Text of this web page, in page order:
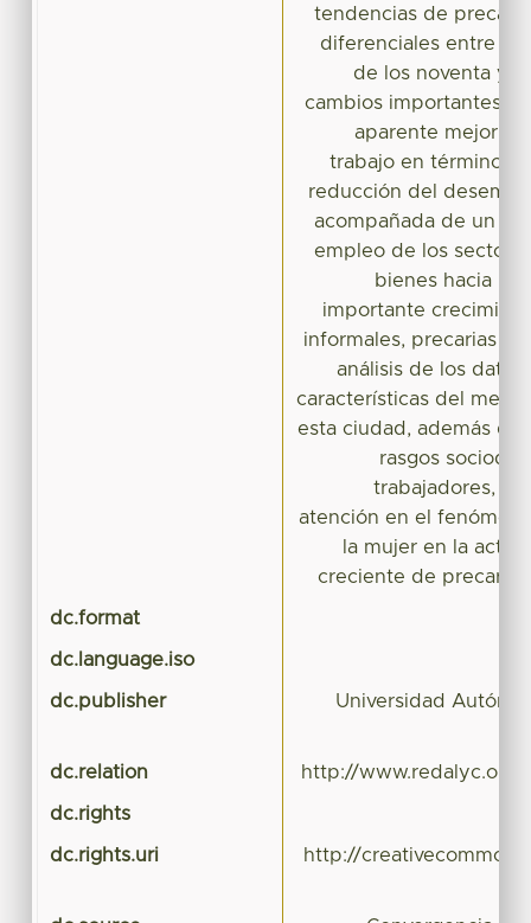
tendencias de
diferenciales entre
de los noventa y
cambios importantes
aparente mejoría
trabajo en términos
reducción del
acompañada de un
empleo de los
bienes hacia
importante
informales, precarias de
análisis de los
características del
esta ciudad, además de
rasgos
trabajadores,
atención en el
la mujer en la
creciente de
dc.format
dc.language.iso
dc.publisher Universidad
dc.relation http://www.redalyc.org/
dc.rights
dc.rights.uri http://